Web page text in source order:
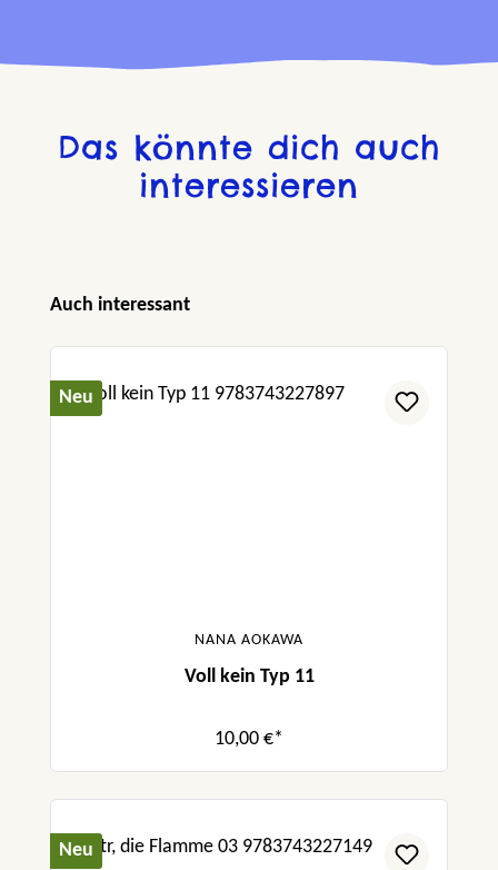
Das könnte dich auch
interessieren
Produktgalerie überspringen
Auch interessant
Neu
NANA AOKAWA
Voll kein Typ 11
10,00 €*
Neu